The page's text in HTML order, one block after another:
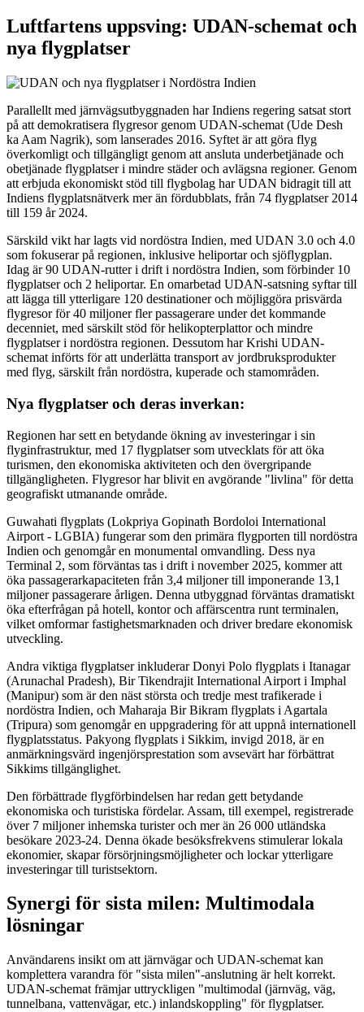
Luftfartens uppsving: UDAN-schemat och
nya flygplatser
Parallellt med järnvägsutbyggnaden har Indiens regering satsat stort
på att demokratisera flygresor genom UDAN-schemat (Ude Desh
ka Aam Nagrik), som lanserades 2016. Syftet är att göra flyg
överkomligt och tillgängligt genom att ansluta underbetjänade och
obetjänade flygplatser i mindre städer och avlägsna regioner. Genom
att erbjuda ekonomiskt stöd till flygbolag har UDAN bidragit till att
Indiens flygplatsnätverk mer än fördubblats, från 74 flygplatser 2014
till 159 år 2024.
Särskild vikt har lagts vid nordöstra Indien, med UDAN 3.0 och 4.0
som fokuserar på regionen, inklusive heliportar och sjöflygplan.
Idag är 90 UDAN-rutter i drift i nordöstra Indien, som förbinder 10
flygplatser och 2 heliportar. En omarbetad UDAN-satsning syftar till
att lägga till ytterligare 120 destinationer och möjliggöra prisvärda
flygresor för 40 miljoner fler passagerare under det kommande
decenniet, med särskilt stöd för helikopterplattor och mindre
flygplatser i nordöstra regionen. Dessutom har Krishi UDAN-
schemat införts för att underlätta transport av jordbruksprodukter
med flyg, särskilt från nordöstra, kuperade och stamområden.
Nya flygplatser och deras inverkan:
Regionen har sett en betydande ökning av investeringar i sin
flyginfrastruktur, med 17 flygplatser som utvecklats för att öka
turismen, den ekonomiska aktiviteten och den övergripande
tillgängligheten. Flygresor har blivit en avgörande "livlina" för detta
geografiskt utmanande område.
Guwahati flygplats (Lokpriya Gopinath Bordoloi International
Airport - LGBIA) fungerar som den primära flygporten till nordöstra
Indien och genomgår en monumental omvandling. Dess nya
Terminal 2, som förväntas tas i drift i november 2025, kommer att
öka passagerarkapaciteten från 3,4 miljoner till imponerande 13,1
miljoner passagerare årligen. Denna utbyggnad förväntas dramatiskt
öka efterfrågan på hotell, kontor och affärscentra runt terminalen,
vilket omformar fastighetsmarknaden och driver bredare ekonomisk
utveckling.
Andra viktiga flygplatser inkluderar Donyi Polo flygplats i Itanagar
(Arunachal Pradesh), Bir Tikendrajit International Airport i Imphal
(Manipur) som är den näst största och tredje mest trafikerade i
nordöstra Indien, och Maharaja Bir Bikram flygplats i Agartala
(Tripura) som genomgår en uppgradering för att uppnå internationell
flygplatsstatus. Pakyong flygplats i Sikkim, invigd 2018, är en
anmärkningsvärd ingenjörsprestation som avsevärt har förbättrat
Sikkims tillgänglighet.
Den förbättrade flygförbindelsen har redan gett betydande
ekonomiska och turistiska fördelar. Assam, till exempel, registrerade
över 7 miljoner inhemska turister och mer än 26 000 utländska
besökare 2023-24. Denna ökade besöksfrekvens stimulerar lokala
ekonomier, skapar försörjningsmöjligheter och lockar ytterligare
investeringar till turistsektorn.
Synergi för sista milen: Multimodala
lösningar
Användarens insikt om att järnvägar och UDAN-schemat kan
komplettera varandra för "sista milen"-anslutning är helt korrekt.
UDAN-schemat främjar uttryckligen "multimodal (järnväg, väg,
tunnelbana, vattenvägar, etc.) inlandskoppling" för flygplatser.